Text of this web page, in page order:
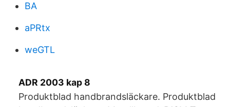
BA
aPRtx
weGTL
ADR 2003 kap 8
Produktblad handbrandsläckare. Produktblad